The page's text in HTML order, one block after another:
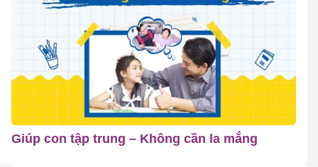
Giúp con tập trung – Không cần la mắng